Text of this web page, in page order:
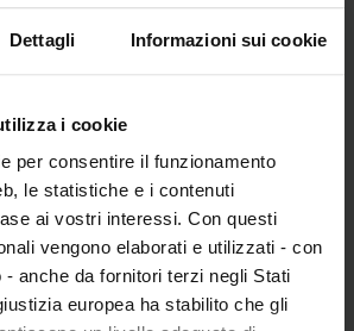
Dettagli Informazioni sui cookie
i cookie
per consentire il funzionamento
le statistiche e i contenuti
ai vostri interessi. Con questi
vengono elaborati e utilizzati - con
anche da fornitori terzi negli Stati
europea ha stabilito che gli
alla nostra newsletter gratuita
Scoprire i tour